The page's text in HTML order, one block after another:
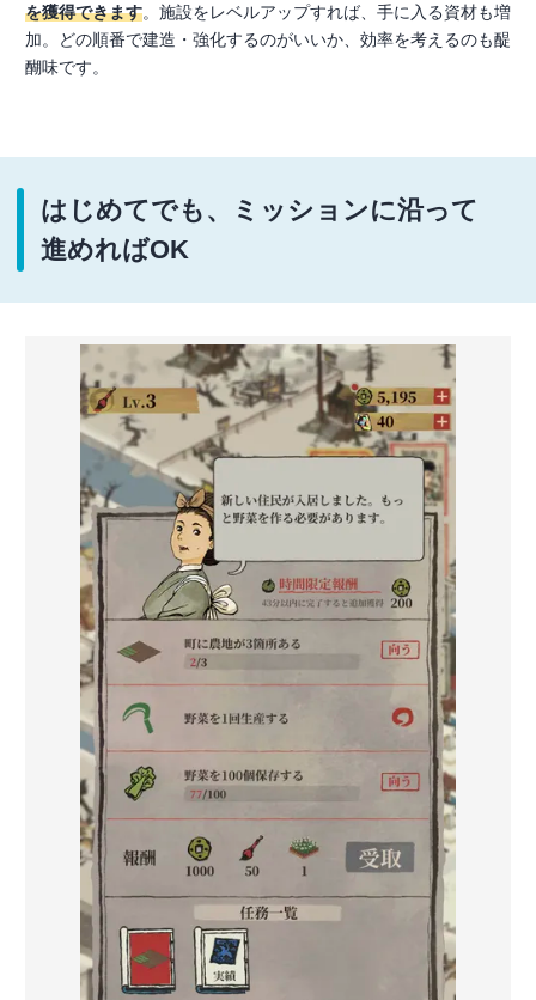
を獲得できます。施設をレベルアップすれば、手に入る資材も増
加。どの順番で建造・強化するのがいいか、効率を考えるのも醍
醐味です。
はじめてでも、ミッションに沿って
進めればOK